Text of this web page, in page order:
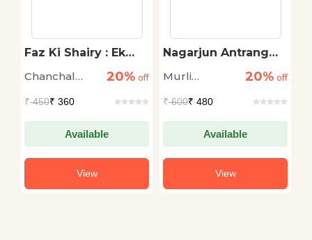
Faz Ki Shairy : Ek
Chanchal
20% off
₹450₹ 360
Available
View
Nagarjun Antrang
Murli
20% off
₹600₹ 480
Available
View